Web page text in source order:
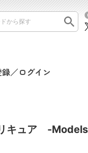
／ログイン
リキュア -